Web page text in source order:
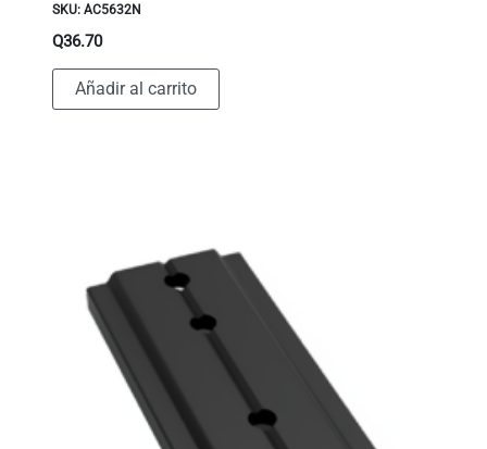
SKU: AC5632N
Q36.70
Añadir al carrito